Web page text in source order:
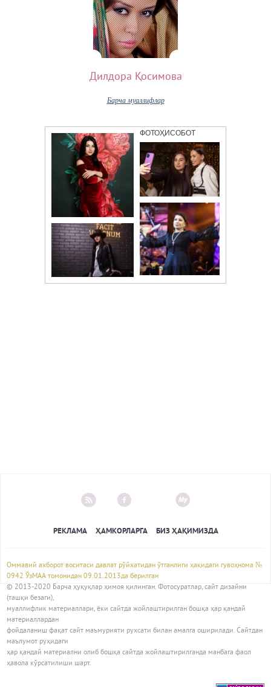
Дилдора Қосимова
Барча муаллифлар
ФОТОҲИСОБОТ
РЕКЛАМА ҲАМКОРЛАРГА БИЗ ҲАҚИМИЗДА
Оммавий ахборот воситаси давлат рўйхатидан ўтганлиги ҳақидаги гувоҳнома №
0942 ЎзМАА томонидан 09.01.2013да берилган
© 2013-2020 Барча ҳуқуқлар ҳимоя қилинган. Фотосуратлар, сайт дизайни
(ташқи безаги),
муаллифлик материаллари, ёки сайтда жойлаштирилган бошқа ҳар қандай
материаллардан
фойдаланиш фақат сайт маъмурияти рухсати билан амалга оширилади. Сайтдан
маълумот руҳидаги
ҳар қандай материални олиб бошқа сайтда жойлаштирилганда манбага фаол
ҳавола кўрсатилиши шарт.